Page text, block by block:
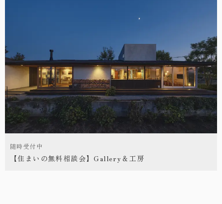
随時受付中
【住まいの無料相談会】Gallery＆工房